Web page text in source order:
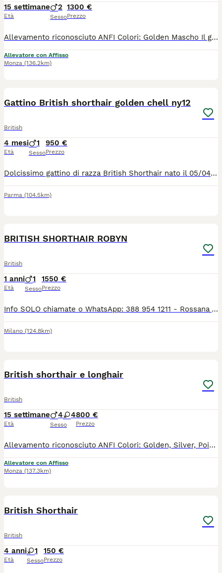
15 settimane
Età
2
Sesso
1300 €
Prezzo
Allevamento riconosciuto ANFI Colori: Golden Mascho Il gattino sarà ceduto con : - PEDIGREE ANFI - microchip, - libretto sanitario, - certificato di buona salute - registrazione al ASL - passaggio di proprietà - completamente sverminato - svezzato - completamente vaccinato - start kit kitten (crocchette, umido, gioco, etc) - assistenza post vendita Test negativi di PKD, FELV, FIV sono depositati a ANFI Il prezzo 1300
Allevatore con Affisso
Monza (136.2km)
Gattino British shorthair golden chell ny12
British
4 mesi
Età
1
Sesso
950 €
Prezzo
Dolcissimo gattino di razza British Shorthair nato il 05/04/26 . Colore black golden cincilla ny12. È possibile venire a vedere .Per appuntamento contattatemi tramite WhatsApp . Genitori di pura razza mamma British Shorthair golden chell ny12, papà British Shorthair golden Chell ny 12 entrambi con Pedigree di alta genealogia linea oro . Al momento di consegna gattino avra: *controlli veterinario , *vaccinazione , *libretto sanitario personale, *test FIV, FELV, *completamente autonomo Per qualsiasi info, video appuntamento contattatemi tramite WhatsApp 3314328169
Parma (104.5km)
BRITISH SHORTHAIR ROBYN
British
1 anni
Età
1
Sesso
1550 €
Prezzo
Info SOLO chiamate o WhatsApp: 388 954 1211 - Rossana Allevamento Silvestro Club ENFI Il nostro splendido Robin, British Shorthair, nato il 21.08.2024, è disponibile come STALLONE PER RIPRODUZIONE. - Pedigree ENFI - Gruppo sanguigno B - Test FIV, FeLV e PKD negativi - Portatore di cinnamon Robin ha un carattere dolce, affettuoso e coccolone. È già papà di numerosi splendidi cuccioli. È un gatto che non marca il territorio ed è abituato a convivere con altri gatti. Purtroppo, nel nostro allevamento gli altri maschi hanno iniziato ad aggredirlo e, per il suo benessere, abbiamo deciso di trovargli una nuova sistemazione come stallone da riproduzione.
Milano (124.8km)
British shorthair e longhair
British
15 settimane
Età
4 4
Sesso
800 €
Prezzo
Allevamento riconosciuto ANFI Colori: Golden, Silver, Point, Tabby Maschi e femmine Il gattino sarà ceduto con : - PEDIGREE ANFI - microchip, - libretto sanitario, - certificato di buona salute - registrazione al ASL - passaggio di proprietà - completamente sverminato - svezzato - completamente vaccinato - start kit kitten (crocchette, umido, gioco, etc) - assistenza post vendita Test negativi di PKD, FELV, FIV sono depositati a ANFI Il prezzo a partire da 800 euro
Allevatore con Affisso
Monza (137.3km)
British Shorthair
British
4 anni
Età
1
Sesso
150 €
Prezzo